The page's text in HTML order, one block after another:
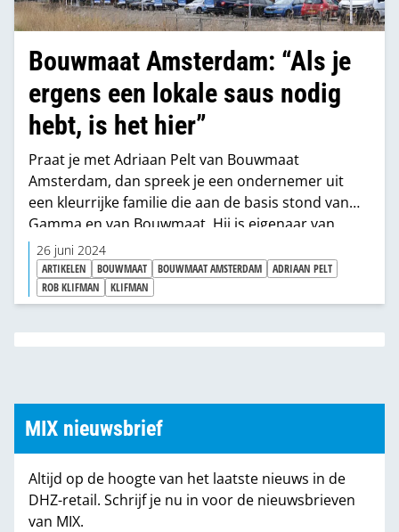
Bouwmaat Amsterdam: “Als je
ergens een lokale saus nodig
hebt, is het hier”
Praat je met Adriaan Pelt van Bouwmaat
Amsterdam, dan spreek je een ondernemer uit
een kleurrijke familie die aan de basis stond van
Gamma en van Bouwmaat. Hij is eigenaar van
Bouwmaat Amsterdam BV en bestiert met zijn
Bouwmaat-­vestigingen heel de regio Amsterdam.
Eigenzinnig, licht opportunistisch, altijd in voor
een test of een investering. Met een ijzeren focus
op de klant en de bereidheid om rendement in te
leveren voor plezier in het werk van zijn
26 juni 2024
ARTIKELEN BOUWMAAT BOUWMAAT AMSTERDAM
ADRIAAN PELT
ROB KLIFMAN
KLIFMAN
MIX nieuwsbrief
Altijd op de hoogte van het laatste nieuws in de
DHZ-retail. Schrijf je nu in voor de nieuwsbrieven
van MIX.